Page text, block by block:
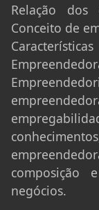
Relação dos
Conceito de
composição
negócios.